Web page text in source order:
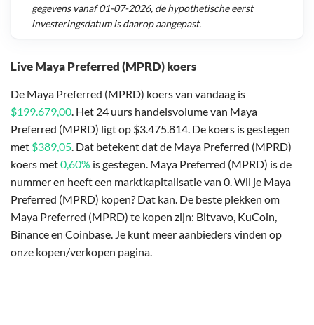
Live Maya Preferred (MPRD) koers
De Maya Preferred (MPRD) koers van vandaag is
$199.679,00. Het 24 uurs handelsvolume van Maya
Preferred (MPRD) ligt op $3.475.814. De koers is gestegen
met $389,05. Dat betekent dat de Maya Preferred (MPRD)
koers met0,60% is gestegen. Maya Preferred (MPRD) is de
nummer en heeft een marktkapitalisatie van 0. Wil je Maya
Preferred (MPRD) kopen? Dat kan. De beste plekken om
Maya Preferred (MPRD) te kopen zijn: Bitvavo, KuCoin,
Binance en Coinbase. Je kunt meer aanbieders vinden op
onze kopen/verkopen pagina.
gegevens vanaf01-07-2026, de hypothetische eerst
investeringsdatum is daarop aangepast.